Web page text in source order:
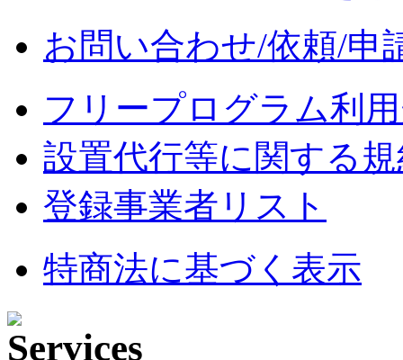
お問い合わせ/依頼/申
フリープログラム利
設置代行等に関する
登録事業者リスト
特商法に基づく表示